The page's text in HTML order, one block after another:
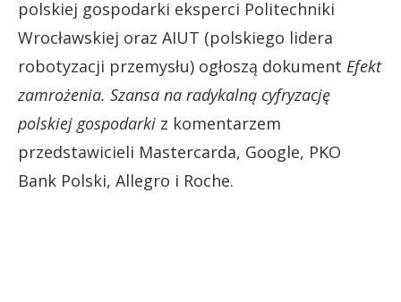
polskiej gospodarki eksperci Politechniki
Wrocławskiej oraz AIUT (polskiego lidera
robotyzacji przemysłu) ogłoszą dokument Efekt
zamrożenia. Szansa na radykalną cyfryzację
polskiej gospodarki z komentarzem
przedstawicieli Mastercarda, Google, PKO
Bank Polski, Allegro i Roche.